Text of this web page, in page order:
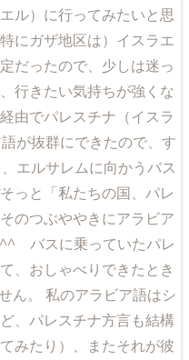
ル）に行ってみたいと思
にガザ地区は）イスラエ
だったので、少しは迷っ
行きたい気持ちが強くな
由でパレスチナ（イスラ
が抜群にできたので、す
エルサレムに向かうバス
っと「私たちの国、パレ
のつぶややきにアラビア
バスに乗っていたパレ
、おしゃべりできたとき
ん。 私のアラビア語はシ
、パレスチナ方言も結構
みたり）、またそれが彼